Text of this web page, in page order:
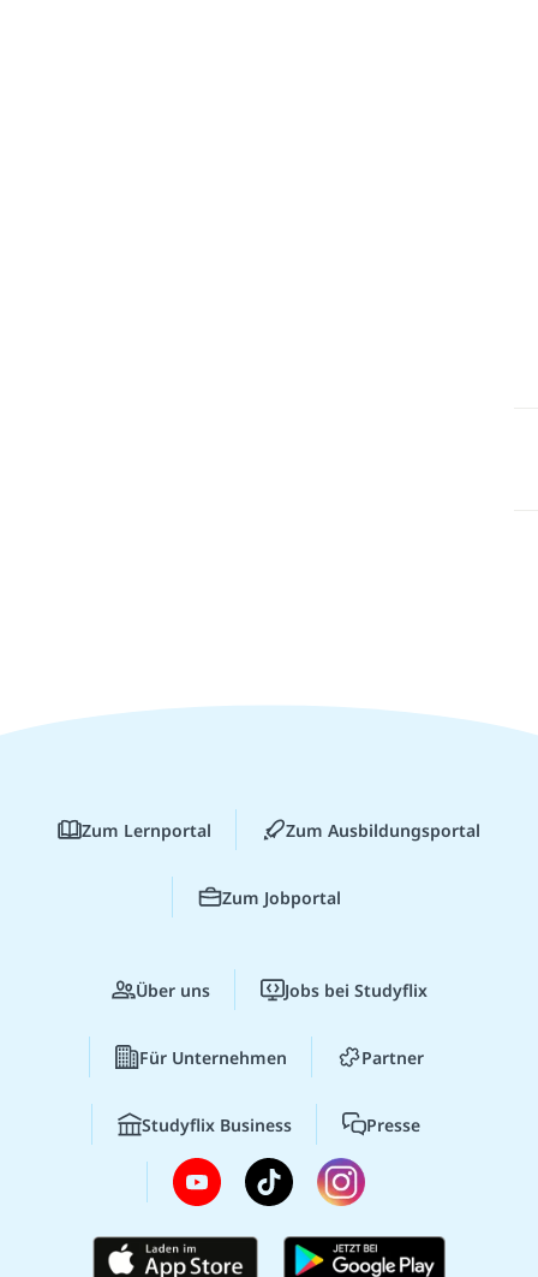
Zum Lernportal Zum Ausbildungsportal
Zum Jobportal
Über uns Jobs bei Studyflix
Für Unternehmen Partner
Studyflix Business Presse